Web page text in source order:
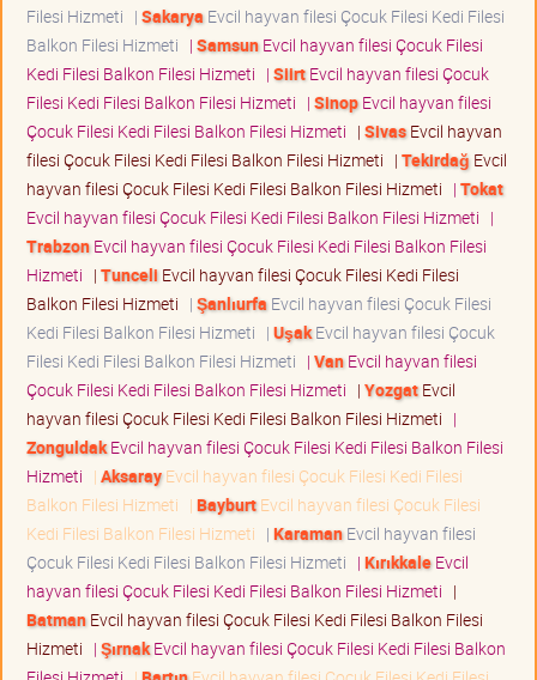
Filesi Hizmeti | Sakarya Evcil hayvan filesi Çocuk Filesi Kedi Filesi
Balkon Filesi Hizmeti | SamsunEvcil hayvan filesi Çocuk Filesi
Kedi Filesi Balkon Filesi Hizmeti | SiirtEvcil hayvan filesi Çocuk
Filesi Kedi Filesi Balkon Filesi Hizmeti | SinopEvcil hayvan filesi
Çocuk Filesi Kedi Filesi Balkon Filesi Hizmeti | SivasEvcil hayvan
filesi Çocuk Filesi Kedi Filesi Balkon Filesi Hizmeti | Tekirdağ Evcil
hayvan filesi Çocuk Filesi Kedi Filesi Balkon Filesi Hizmeti | Tokat
Evcil hayvan filesi Çocuk Filesi Kedi Filesi Balkon Filesi Hizmeti |
TrabzonEvcil hayvan filesi Çocuk Filesi Kedi Filesi Balkon Filesi
Hizmeti | Tunceli Evcil hayvan filesi Çocuk Filesi Kedi Filesi
Balkon Filesi Hizmeti | Şanlıurfa Evcil hayvan filesi Çocuk Filesi
Kedi Filesi Balkon Filesi Hizmeti | UşakEvcil hayvan filesi Çocuk
Filesi Kedi Filesi Balkon Filesi Hizmeti | VanEvcil hayvan filesi
Çocuk Filesi Kedi Filesi Balkon Filesi Hizmeti | YozgatEvcil
hayvan filesi Çocuk Filesi Kedi Filesi Balkon Filesi Hizmeti |
ZonguldakEvcil hayvan filesi Çocuk Filesi Kedi Filesi Balkon Filesi
Hizmeti | AksarayEvcil hayvan filesi Çocuk Filesi Kedi Filesi
Balkon Filesi Hizmeti | BayburtEvcil hayvan filesi Çocuk Filesi
Kedi Filesi Balkon Filesi Hizmeti | KaramanEvcil hayvan filesi
Çocuk Filesi Kedi Filesi Balkon Filesi Hizmeti | KırıkkaleEvcil
hayvan filesi Çocuk Filesi Kedi Filesi Balkon Filesi Hizmeti |
BatmanEvcil hayvan filesi Çocuk Filesi Kedi Filesi Balkon Filesi
Hizmeti | ŞırnakEvcil hayvan filesi Çocuk Filesi Kedi Filesi Balkon